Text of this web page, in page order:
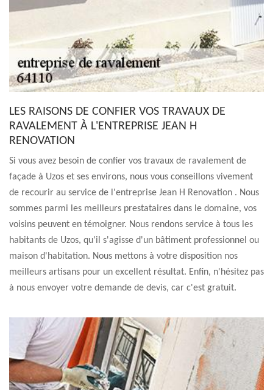
LES RAISONS DE CONFIER VOS TRAVAUX DE
RAVALEMENT À L'ENTREPRISE JEAN H
RENOVATION
Si vous avez besoin de confier vos travaux de ravalement de
façade à Uzos et ses environs, nous vous conseillons vivement
de recourir au service de l'entreprise Jean H Renovation . Nous
sommes parmi les meilleurs prestataires dans le domaine, vos
voisins peuvent en témoigner. Nous rendons service à tous les
habitants de Uzos, qu'il s'agisse d'un bâtiment professionnel ou
maison d'habitation. Nous mettons à votre disposition nos
meilleurs artisans pour un excellent résultat. Enfin, n'hésitez pas
à nous envoyer votre demande de devis, car c'est gratuit.